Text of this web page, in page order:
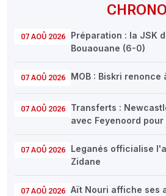
CHRONO
07 AOÛ 2026
Préparation : la JSK
Bouaouane (6-0)
07 AOÛ 2026 MOB : Biskri
07 AOÛ 2026
Transferts :
avec Feyenoord pour
07 AOÛ 2026
Leganés officialise
Zidane
07 AOÛ 2026 Aït Nouri affiche ses